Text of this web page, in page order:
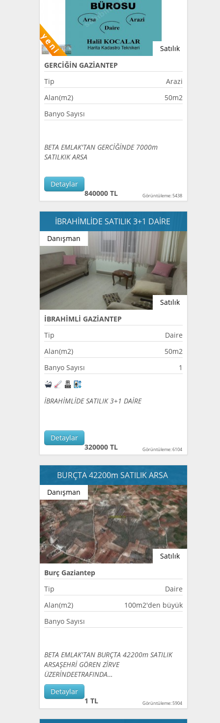
Satılık
GERCİĞİN GAZİANTEP
Tip
Arazi
Alan(m2)
50m2
Banyo Sayısı
BETA EMLAK'TAN GERCİĞİNDE 7000m
SATILKIK ARSA
Detaylar
840000 TL
Görüntüleme: 5438
İBRAHİMLİDE SATILIK 3+1 DAİRE
Satılık
Danışman
İBRAHİMLİ GAZİANTEP
Tip
Daire
Alan(m2)
50m2
Banyo Sayısı
1
İBRAHİMLİDE SATILIK 3+1 DAİRE
Detaylar
320000 TL
Görüntüleme: 6104
BURÇTA 42200m SATILIK ARSA
Satılık
Danışman
Burç Gaziantep
Tip
Daire
Alan(m2)
100m2'den büyük
Banyo Sayısı
BETA EMLAK'TAN BURÇTA 42200m SATILIK
ARSAŞEHRİ GÖREN ZİRVE
ÜZERİNDEETRAFINDA…
Detaylar
1 TL
Görüntüleme: 5904